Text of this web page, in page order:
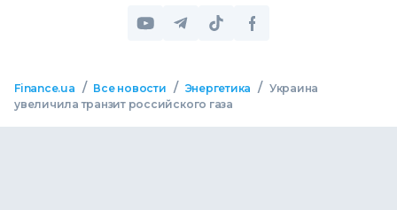
Finance.ua / Все новости / Энергетика / Украина
увеличила транзит российского газа